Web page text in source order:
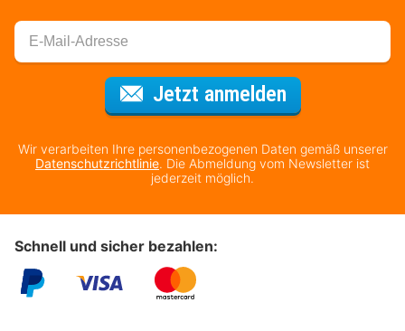
Jetzt anmeldenFür den
Wir verarbeiten Ihre personenbezogenen Daten gemäß unserer
Datenschutzrichtlinie. Die Abmeldung vom Newsletter ist
jederzeit möglich.
Schnell und sicher bezahlen: